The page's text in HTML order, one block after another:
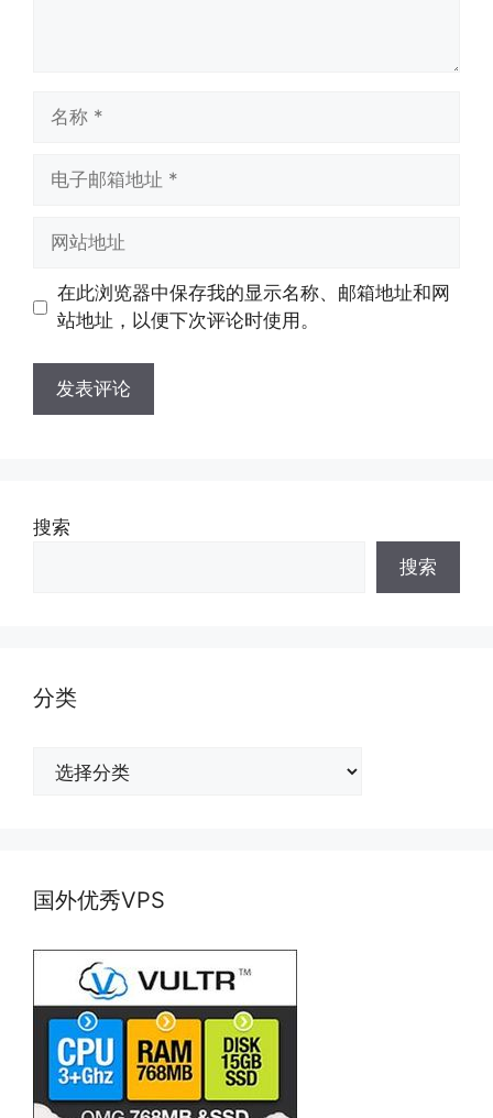
址
址
在此浏览器中保存我的显示名称、邮箱地址和网
站地址，以便下次评论时使用。
搜索
搜索
分类
国外优秀VPS